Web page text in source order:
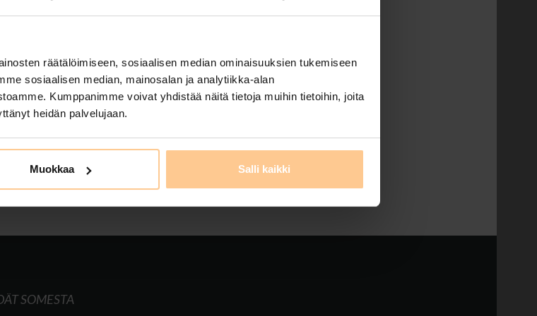
räätälöimiseen, sosiaalisen median ominaisuuksien tukemiseen
sosiaalisen median, mainosalan ja analytiikka-alan
Kumppanimme voivat yhdistää näitä tietoja muihin tietoihin, joita
heidän palvelujaan.
Muokkaa Salli kaikki
hintaan, ihanaan ja rauhaisaan Meriluodon Tähti-huvilaan
Varaus to 28.11. – su 1.12. tai pe 29.11. – ma
vain 90€ / kpl! Rentoudu puusaunan löylyissä, …
kustavissa,majoituskustavissa,meriluodontähti,mökki kustavissa,pitkä
SOMESTA